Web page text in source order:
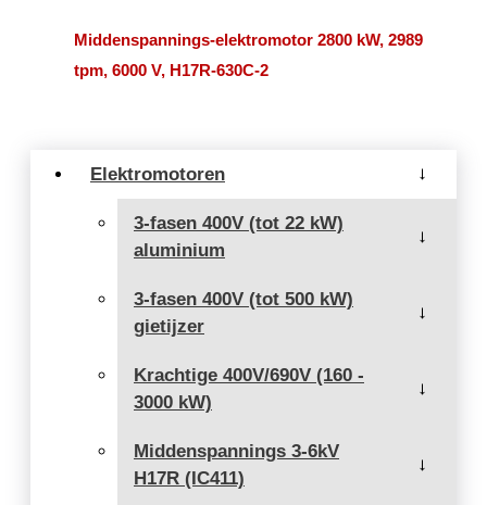
Elektromotoren →
3-fasen 400V (tot 22 kW)
aluminium
→
3-fasen 400V (tot 500 kW)
gietijzer
→
Krachtige 400V/690V (160 -
3000 kW)
→
Middenspannings 3-6kV
H17R (IC411)
→
Middenspannings-elektromotor 2800 kW, 2989
tpm, 6000 V, H17R-630C-2